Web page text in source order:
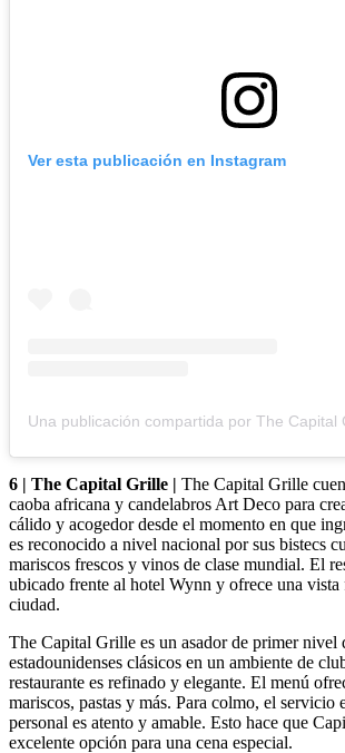
Ver esta publicación en Instagram
6 | The Capital Grille | The Capital Grille
caoba africana y candelabros Art Deco para
cálido y acogedor desde el momento en que
es reconocido a nivel nacional por sus bistecs
mariscos frescos y vinos de clase mundial. El
ubicado frente al hotel Wynn y ofrece una vista
ciudad.
The Capital Grille es un asador de primer nivel
estadounidenses clásicos en un ambiente de
restaurante es refinado y elegante. El menú
mariscos, pastas y más. Para colmo, el servicio
personal es atento y amable. Esto hace que
excelente opción para una cena especial.